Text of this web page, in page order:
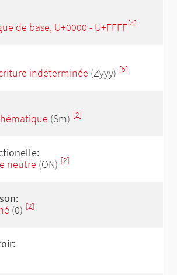
de base, U+0000 - U+FFFF[4]
indéterminée (Zyyy) [5]
(Sm) [2]
neutre (ON) [2]
(0) [2]